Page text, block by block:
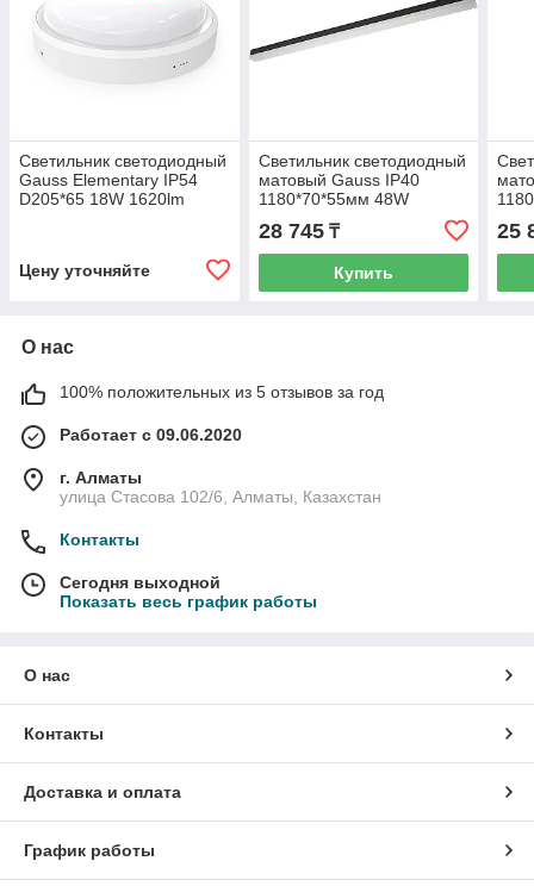
Светильник светодиодный
Gauss Elementary IP54
D205*65 18W 1620lm
Цену уточняйте
Светильник светодиодный
матовый Gauss IP40
1180*70*55мм 48W
4600Лм 4000K Shop
Lighting черный 1/12
28 745₸
Купить
25
О нас
100% положительных из 5 отзывов за год
Работает с 09.06.2020
г. Алматы
улица Стасова 102/6, Алматы, Казахстан
Контакты
Сегодня выходной
Показать весь график работы
О нас
Контакты
Доставка и оплата
График работы